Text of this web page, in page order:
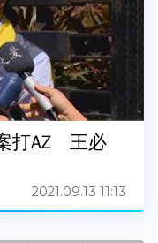
打AZ 王必
2021.09.13 11:13